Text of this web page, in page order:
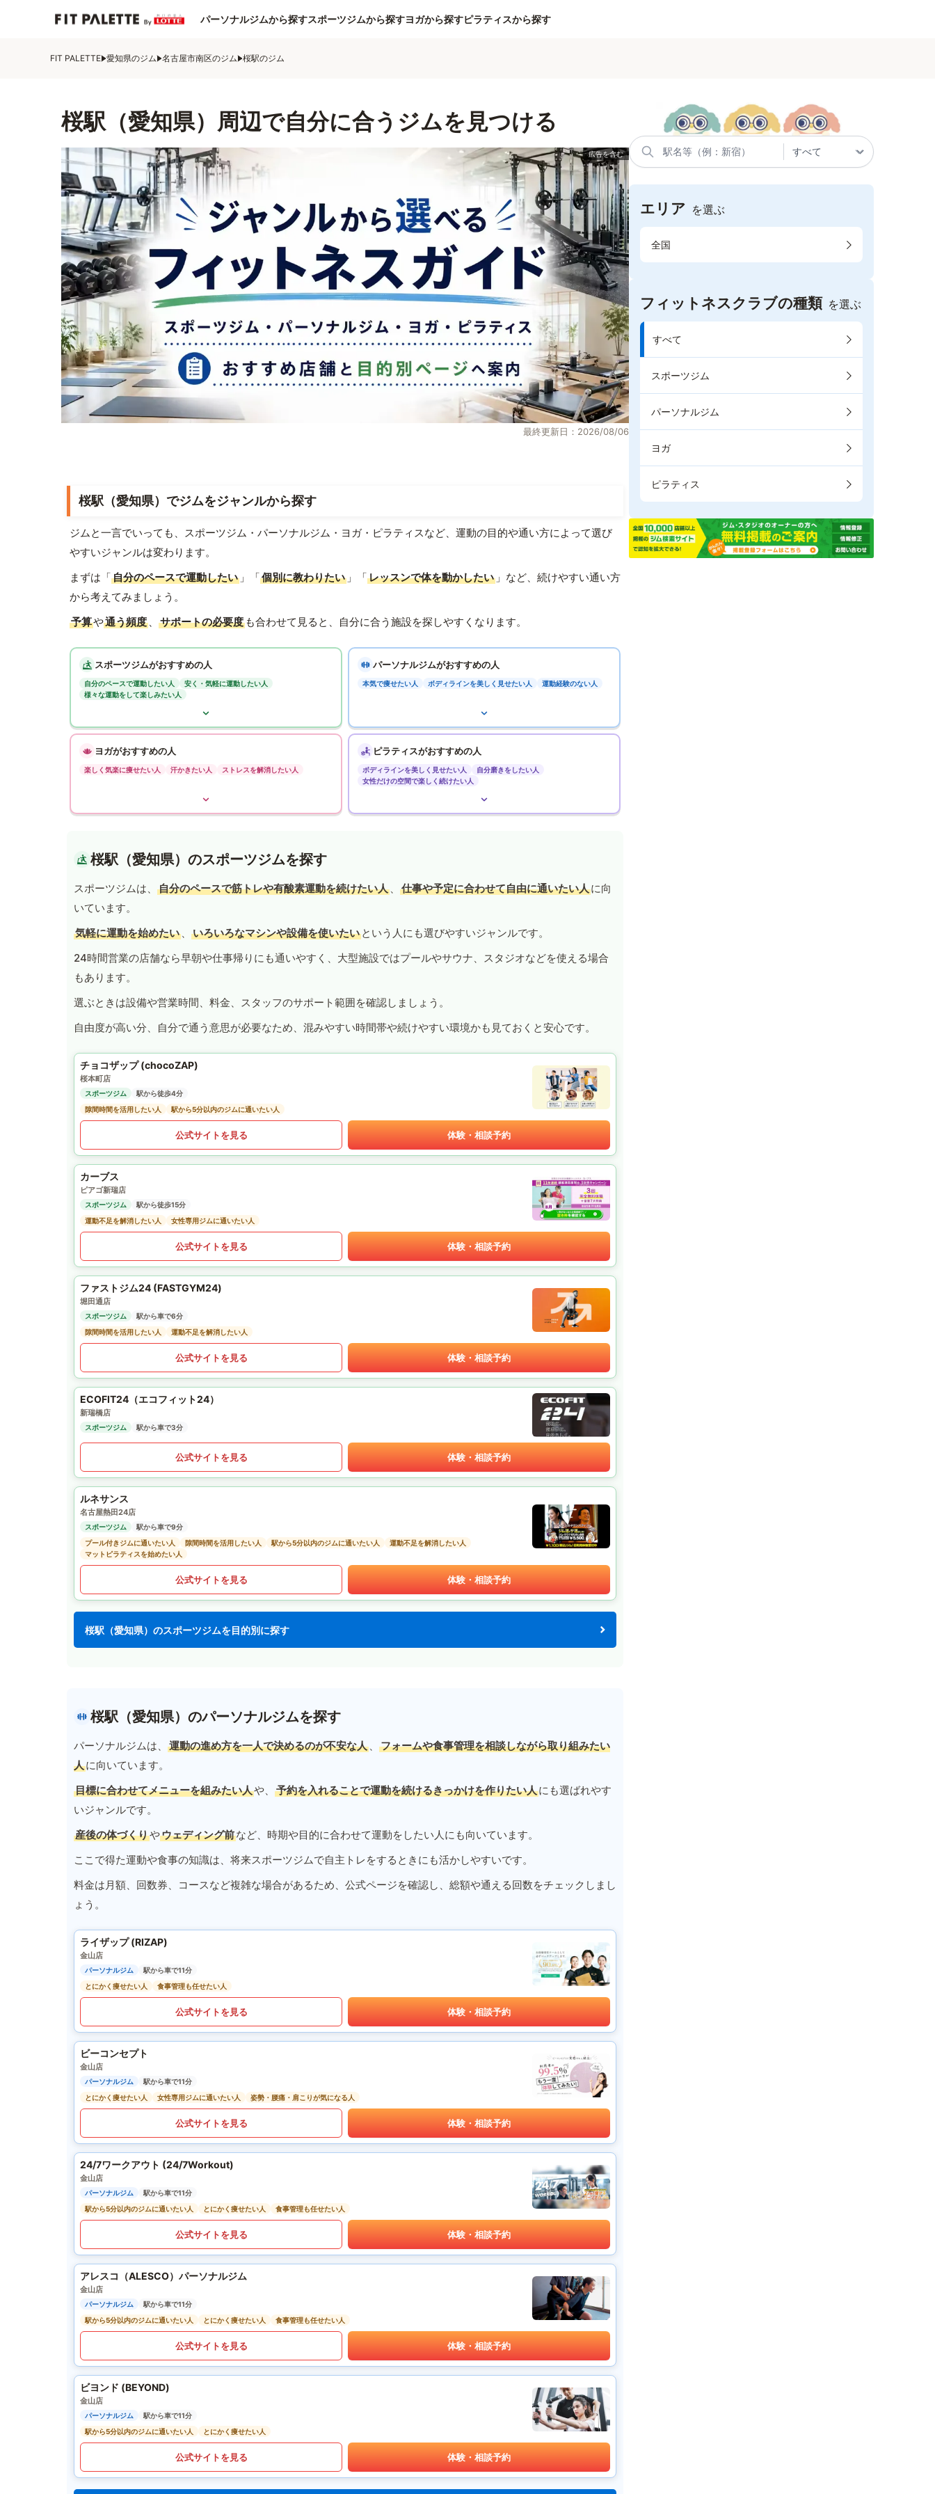
パーソナルジムから探すスポーツジムから探すヨガから探すピラティスから探す
FIT PALETTE 愛知県のジム 名古屋市南区のジム 桜駅のジム
桜駅（愛知県）周辺で自分に合うジムを見つける
最終更新日：2026/08/06
桜駅（愛知県）でジムをジャンルから探す
ジムと一言でいっても、スポーツジム・パーソナルジム・ヨガ・ピラティスなど、運動の目的や通い方によって選び
やすいジャンルは変わります。
まずは「自分のペースで運動したい 」「個別に教わりたい 」「レッスンで体を動かしたい 」など、続けやすい通い方
から考えてみましょう。
予算や通う頻度 、 サポートの必要度 も合わせて見ると、自分に合う施設を探しやすくなります。
スポーツジムがおすすめの人
自分のペースで運動したい人
安く・気軽に運動したい人
様々な運動をして楽しみたい人
パーソナルジムがおすすめの人
本気で痩せたい人 ボディラインを美しく見せたい人 運動経験のない人
ヨガがおすすめの人
楽しく気楽に痩せたい人 汗かきたい人 ストレスを解消したい人
ピラティスがおすすめの人
ボディラインを美しく見せたい人
自分磨きをしたい人
女性だけの空間で楽しく続けたい人
桜駅（愛知県）のスポーツジムを探す
スポーツジムは、 自分のペースで筋トレや有酸素運動を続けたい人 、 仕事や予定に合わせて自由に通いたい人に向
いています。
気軽に運動を始めたい 、 いろいろなマシンや設備を使いたい という人にも選びやすいジャンルです。
24時間営業の店舗なら早朝や仕事帰りにも通いやすく、大型施設ではプールやサウナ、スタジオなどを使える場合
もあります。
選ぶときは設備や営業時間、料金、スタッフのサポート範囲を確認しましょう。
自由度が高い分、自分で通う意思が必要なため、混みやすい時間帯や続けやすい環境かも見ておくと安心です。
チョコザップ (chocoZAP)
桜本町店
スポーツジム
駅から徒歩4分
隙間時間を活用したい人
駅から5分以内のジムに通いたい人
公式サイトを見る 体験・相談予約
カーブス
ピアゴ新瑞店
スポーツジム
駅から徒歩15分
運動不足を解消したい人
女性専用ジムに通いたい人
公式サイトを見る 体験・相談予約
ファストジム24 (FASTGYM24)
堀田通店
スポーツジム
駅から車で6分
隙間時間を活用したい人
運動不足を解消したい人
公式サイトを見る 体験・相談予約
ECOFIT24（エコフィット24）
新瑞橋店
スポーツジム 駅から車で3分
公式サイトを見る 体験・相談予約
ルネサンス
名古屋熱田24店
スポーツジム
駅から車で9分
プール付きジムに通いたい人
隙間時間を活用したい人 駅から5分以内のジムに通いたい人
運動不足を解消したい人
マットピラティスを始めたい人
公式サイトを見る 体験・相談予約
桜駅（愛知県）のスポーツジムを目的別に探す
桜駅（愛知県）のパーソナルジムを探す
パーソナルジムは、 運動の進め方を一人で決めるのが不安な人 、
フォームや食事管理を相談しながら取り組みたい
人に向いています。
目標に合わせてメニューを組みたい人や、 予約を入れることで運動を続けるきっかけを作りたい人にも選ばれやす
いジャンルです。
産後の体づくりやウェディング前など、時期や目的に合わせて運動をしたい人にも向いています。
ここで得た運動や食事の知識は、将来スポーツジムで自主トレをするときにも活かしやすいです。
料金は月額、回数券、コースなど複雑な場合があるため、公式ページを確認し、総額や通える回数をチェックしまし
ょう。
ライザップ (RIZAP)
金山店
パーソナルジム
駅から車で11分
とにかく痩せたい人
食事管理も任せたい人
公式サイトを見る 体験・相談予約
ビーコンセプト
金山店
パーソナルジム
駅から車で11分
とにかく痩せたい人
女性専用ジムに通いたい人 姿勢・腰痛・肩こりが気になる人
公式サイトを見る 体験・相談予約
24/7ワークアウト (24/7Workout)
金山店
パーソナルジム
駅から車で11分
駅から5分以内のジムに通いたい人
とにかく痩せたい人 食事管理も任せたい人
公式サイトを見る 体験・相談予約
アレスコ（ALESCO）パーソナルジム
金山店
パーソナルジム
駅から車で11分
駅から5分以内のジムに通いたい人
とにかく痩せたい人 食事管理も任せたい人
公式サイトを見る 体験・相談予約
ビヨンド (BEYOND)
金山店
パーソナルジム
駅から車で11分
駅から5分以内のジムに通いたい人
とにかく痩せたい人
公式サイトを見る 体験・相談予約
エリア を選ぶ
全国
フィットネスクラブの種類 を選ぶ
すべて
スポーツジム
パーソナルジム
ヨガ
ピラティス